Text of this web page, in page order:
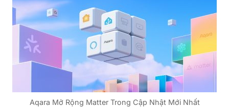
Aqara Mở Rộng Matter Trong Cập Nhật Mới Nhất